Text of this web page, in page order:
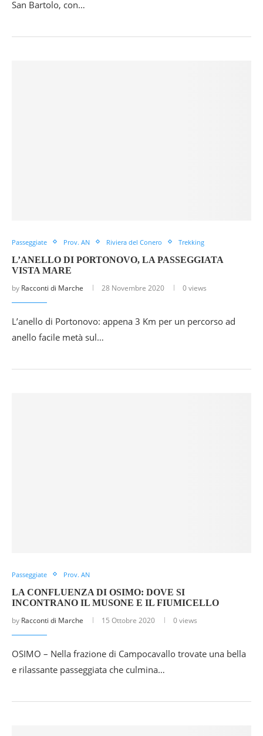
San Bartolo, con…
Passeggiate Prov. AN Riviera del Conero Trekking
L’ANELLO DI PORTONOVO, LA PASSEGGIATA
VISTA MARE
by Racconti di Marche 28 Novembre 2020 0 views
L’anello di Portonovo: appena 3 Km per un percorso ad
anello facile metà sul…
Passeggiate Prov. AN
LA CONFLUENZA DI OSIMO: DOVE SI
INCONTRANO IL MUSONE E IL FIUMICELLO
by Racconti di Marche 15 Ottobre 2020 0 views
OSIMO – Nella frazione di Campocavallo trovate una bella
e rilassante passeggiata che culmina…